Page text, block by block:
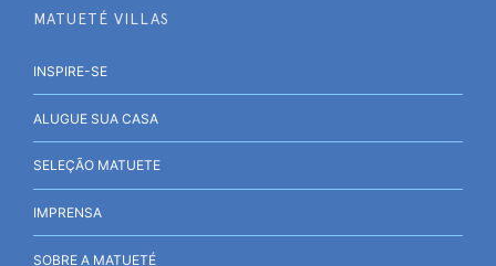
MATUETÉ VILLAS
INSPIRE-SE
ALUGUE SUA CASA
SELEÇÃO MATUETE
IMPRENSA
SOBRE A MATUETÉ